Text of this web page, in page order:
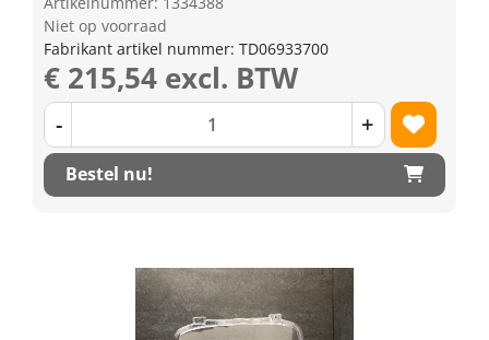
Niet op voorraad
Fabrikant artikel nummer: TD06933700
€ 215,54 excl. BTW
- +
Bestel nu!